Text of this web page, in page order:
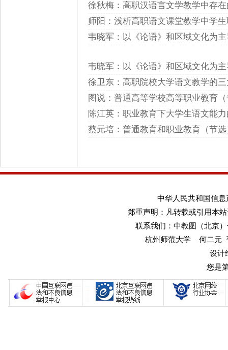
徐秋梅：高职汉语言文学教学中存
师阳：浅析高职语文课堂教学中学
韦晓军：以《论语》和区域文化为
韦晓军：以《论语》和区域文化为
徐卫东：高职院校大学语文教学的
图说：普通高等学校高等职业教育
陈江英：职业教育下大学生语文能
蔡元培：普通教育和职业教育（节
中华人民共和国信息
郑重声明：凡转载或引用本
联系我们：中教图（北京
杭州师范大学 何二元
设计
您是